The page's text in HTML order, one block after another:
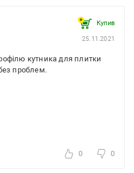
Купив
25.11.2021
кутника для плитки
проблем.
0 0